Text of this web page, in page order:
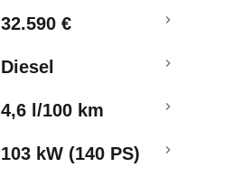
32.590 €
Diesel
4,6 l/100 km
103 kW (140 PS)